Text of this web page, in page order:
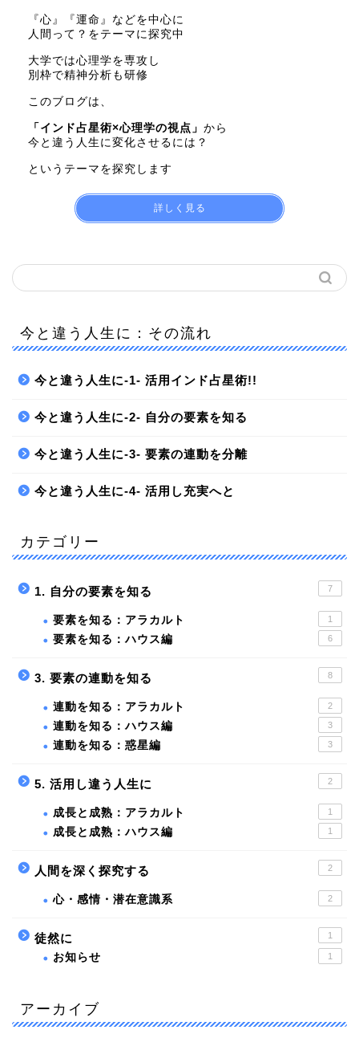
『心』『運命』などを中心に
人間って？をテーマに探究中
大学では心理学を専攻し
別枠で精神分析も研修
このブログは、
「インド占星術×心理学の視点」 から
今と違う人生に変化させるには？
というテーマを探究します
詳しく見る
今と違う人生に：その流れ
今と違う人生に-1- 活用インド占星術!!
今と違う人生に-2- 自分の要素を知る
今と違う人生に-3- 要素の連動を分離
今と違う人生に-4- 活用し充実へと
カテゴリー
1. 自分の要素を知る 7
要素を知る：アラカルト 1
要素を知る：ハウス編 6
3. 要素の連動を知る 8
連動を知る：アラカルト 2
連動を知る：ハウス編 3
連動を知る：惑星編 3
5. 活用し違う人生に 2
成長と成熟：アラカルト 1
成長と成熟：ハウス編 1
人間を深く探究する 2
心・感情・潜在意識系 2
徒然に 1
お知らせ 1
アーカイブ